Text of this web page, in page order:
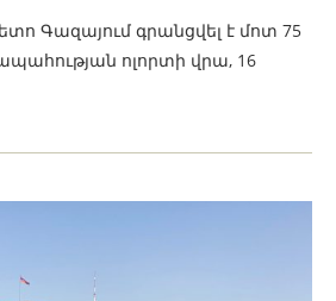
Գազայում գրանցվել է մոտ 75
ոլորտի վրա, 16